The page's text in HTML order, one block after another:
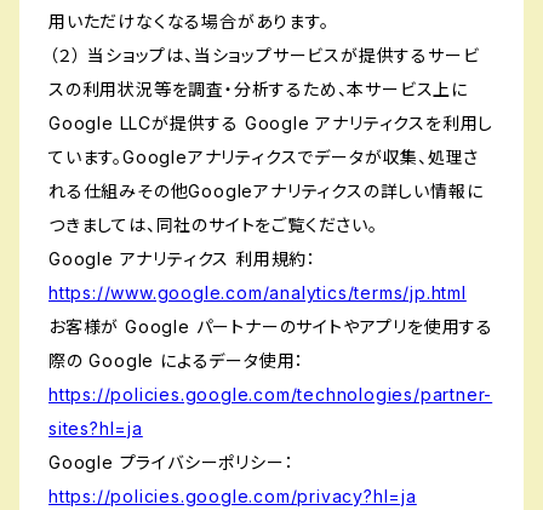
用いただけなくなる場合があります。
（２） 当ショップは、当ショップサービスが提供するサービ
スの利用状況等を調査・分析するため、本サービス上に
Google LLCが提供する Google アナリティクスを利用し
ています。Googleアナリティクスでデータが収集、処理さ
れる仕組みその他Googleアナリティクスの詳しい情報に
つきましては、同社のサイトをご覧ください。
Google アナリティクス 利用規約：
https://www.google.com/analytics/terms/jp.html
お客様が Google パートナーのサイトやアプリを使用する
際の Google によるデータ使用：
https://policies.google.com/technologies/partner-
sites?hl=ja
Google プライバシーポリシー：
https://policies.google.com/privacy?hl=ja